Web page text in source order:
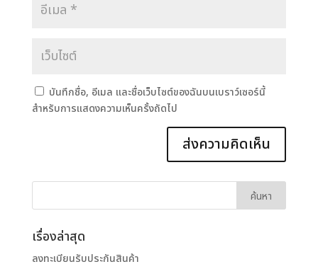
บันทึกชื่อ, อีเมล และชื่อเว็บไซต์ของฉันบนเบราว์เซอร์นี้
สำหรับการแสดงความเห็นครั้งถัดไป
เรื่องล่าสุด
ลงทะเบียนรับประกันสินค้า